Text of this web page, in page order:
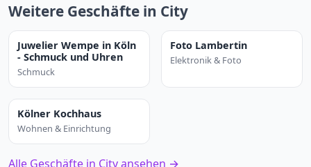
Weitere Geschäfte in City
Juwelier Wempe in Köln
- Schmuck und Uhren
Schmuck
Foto Lambertin
Elektronik & Foto
Kölner Kochhaus
Wohnen & Einrichtung
Alle Geschäfte in City ansehen →